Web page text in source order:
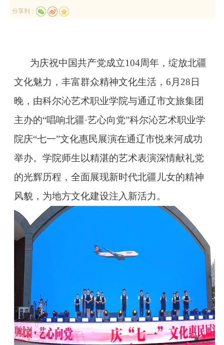
分享到：
为庆祝中国共产党成立104周年，绽放北疆
文化魅力，丰富群众精神文化生活，6月28日
晚，由科尔沁艺术职业学院与通辽市文旅集团
主办的“唱响北疆·艺心向党”科尔沁艺术职业学
院庆“七一”文化惠民展演在通辽市悦来河成功
举办。学院师生以精湛的艺术表演深情献礼党
的光辉历程，全面展现新时代北疆儿女的精神
风貌，为地方文化建设注入新活力。